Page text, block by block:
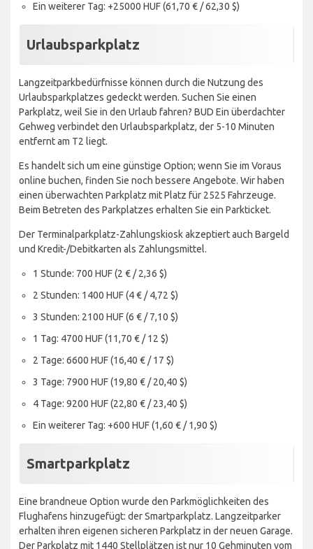
Ein weiterer Tag: +25000 HUF (61,70 € / 62,30 $)
Urlaubsparkplatz
Langzeitparkbedürfnisse können durch die Nutzung des
Urlaubsparkplatzes gedeckt werden. Suchen Sie einen
Parkplatz, weil Sie in den Urlaub fahren? BUD Ein überdachter
Gehweg verbindet den Urlaubsparkplatz, der 5-10 Minuten
entfernt am T2 liegt.
Es handelt sich um eine günstige Option; wenn Sie im Voraus
online buchen, finden Sie noch bessere Angebote. Wir haben
einen überwachten Parkplatz mit Platz für 2525 Fahrzeuge.
Beim Betreten des Parkplatzes erhalten Sie ein Parkticket.
Der Terminalparkplatz-Zahlungskiosk akzeptiert auch Bargeld
und Kredit-/Debitkarten als Zahlungsmittel.
1 Stunde: 700 HUF (2 € / 2,36 $)
2 Stunden: 1400 HUF (4 € / 4,72 $)
3 Stunden: 2100 HUF (6 € / 7,10 $)
1 Tag: 4700 HUF (11,70 € / 12 $)
2 Tage: 6600 HUF (16,40 € / 17 $)
3 Tage: 7900 HUF (19,80 € / 20,40 $)
4 Tage: 9200 HUF (22,80 € / 23,40 $)
Ein weiterer Tag: +600 HUF (1,60 € / 1,90 $)
Smartparkplatz
Eine brandneue Option wurde den Parkmöglichkeiten des
Flughafens hinzugefügt: der Smartparkplatz. Langzeitparker
erhalten ihren eigenen sicheren Parkplatz in der neuen Garage.
Der Parkplatz mit 1440 Stellplätzen ist nur 10 Gehminuten vom